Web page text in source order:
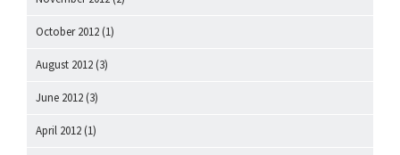
October 2012 (1)
August 2012 (3)
June 2012 (3)
April 2012 (1)